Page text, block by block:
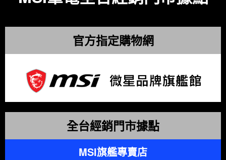
官方指定購物網
全台經銷門市據點
MSI旗艦專賣店